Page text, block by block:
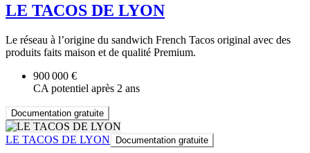
LE TACOS DE LYON
Le réseau à l’origine du sandwich French Tacos original avec des
produits faits maison et de qualité Premium.
900 000 €
CA potentiel après 2 ans
Documentation gratuite
LE TACOS DE LYON Documentation gratuite